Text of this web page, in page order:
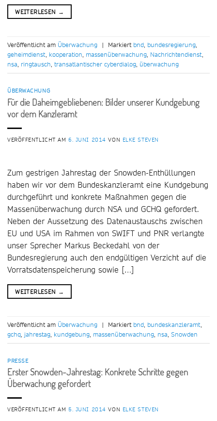
WEITERLESEN →
Veröffentlicht am Überwachung | Markiert bnd, bundesregierung,
geheimdienst, kooperation, massenüberwachung, Nachrichtendienst,
nsa, ringtausch, transatlantischer cyberdialog, überwachung
ÜBERWACHUNG
Für die Daheimgebliebenen: Bilder unserer Kundgebung
vor dem Kanzleramt
VERÖFFENTLICHT AM6. JUNI 2014 VON ELKE STEVEN
Zum gestrigen Jahrestag der Snowden-Enthüllungen
haben wir vor dem Bundeskanzleramt eine Kundgebung
durchgeführt und konkrete Maßnahmen gegen die
Massenüberwachung durch NSA und GCHQ gefordert.
Neben der Aussetzung des Datenaustauschs zwischen
EU und USA im Rahmen von SWIFT und PNR verlangte
unser Sprecher Markus Beckedahl von der
Bundesregierung auch den endgültigen Verzicht auf die
Vorratsdatenspeicherung sowie […]
WEITERLESEN →
Veröffentlicht am Überwachung | Markiert bnd, bundeskanzleramt,
gchq, jahrestag, kundgebung, massenüberwachung, nsa, Snowden
PRESSE
Erster Snowden-Jahrestag: Konkrete Schritte gegen
Überwachung gefordert
VERÖFFENTLICHT AM5. JUNI 2014 VON ELKE STEVEN